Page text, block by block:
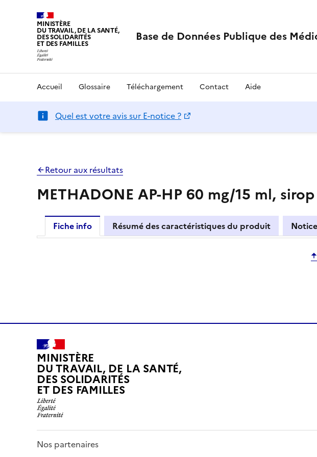
MINISTÈRE
DU TRAVAIL, DE LA SANTÉ,
DES SOLIDARITÉS
ET DES FAMILLES Base de Données Publique des
Accueil Glossaire Téléchargement Contact Aide
Quel est votre avis sur E-notice ?
Retour aux résultats
METHADONE AP-HP 60 mg/15 ml,
Fiche info Résumé des caractéristiques du produit Notice
MINISTÈRE
DU TRAVAIL, DE LA SANTÉ,
DES SOLIDARITÉS
ET DES FAMILLES
Nos partenaires